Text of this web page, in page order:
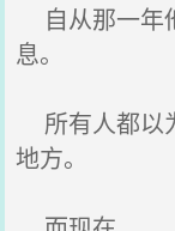
自从那一年
息。
所有人都以
地方。